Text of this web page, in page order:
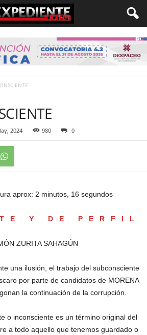
2024 980 0
aprox: 2 minutos, 16 segundos
Y DE PERFIL
ZURITA SAHAGÚN
una ilusión, el trabajo del subconsciente
por parte de candidatos de MORENA
la continuación de la corrupción.
o inconsciente es un término original del
a todo aquello que tenemos guardado o